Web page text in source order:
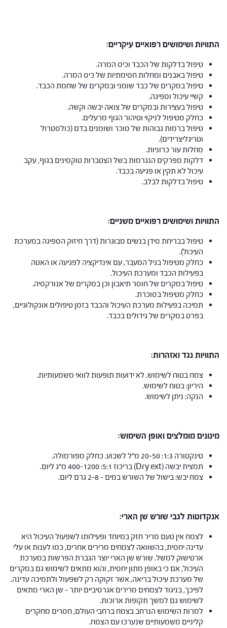
התוויות ושימושים רפואיים עיקריים:
טיפול בדלקות של הכבד וכיס המרה.
טיפול באבנים ומחלות חסימתיות של כיס המרה.
טיפול במקרים של כבד שומני ובמקרים של שחמת הכבד.
קשיי עיכול וספיגה.
טיפול בעצירות ובמקרים של צואה יבשה וקשה.
כחלק מטיפול לניקוי וטיהור הגוף מרעלים.
טיפול ברמות גבוהות של סוכר ושומנים בדם (כולסטרול
וטריגליצרידים).
מחלות עור כרוניות.
דלקות מפרקים הנגרמות בשל הצטברות טוקסינים בגוף, עקב
עיכול לא תקין או פגיעה בכבד.
טיפול בדלקות לבלב.
התוויות ושימושים רפואיים משניים:
טיפול בבריחת סידן בנשים מבוגרות (דרך חיזוק הספיגה במערכת
העיכול).
כחלק מטיפול בגיל המעבר, עם אינדיקציה לפגיעה או האטה
בפעילות הכבד ומערכת העיכול.
טיפול במקרים של חוסר תיאבון וכן במקרים של אנורקסיה.
כחלק מטיפול בסוכרת.
תמיכה בפעילות מערכת העיכול והכבד בזמן טיפולים אונקולוגיים,
בפרט במקרים של גידולים בכבד.
התוויות נגד ואזהרות:
צמח בטוח לשימוש. לא ידועות תופעות לוואי משמעותיות.
היריון: בטוח לשימוש.
הנקה: ניתן לשימוש.
מינונים מומלצים ואופן השימוש:
טינקטורה 1:3: 20-50 מ"ל לשבוע. כחלק מפורמולה.
תמצית יבשה (Dry ext) בריכוז 5:1: 400-1200 מ"ג ליום.
צמח יבש: בישול של השורש במים – 2-8 גרם ליום.
אנקדוטות לגבי שורש שן הארי:
לצמח אין טעם מריר חזק במיוחד ופעילותו לשפעול העיכול היא
עדינה יחסית, בהשוואה לצמחים מרירים אחרים, כמו לענות או עלי
ארטישוק למשל. שורש שן הארי יוצר הגברת הפרשות במערכת
העיכול, אם כי באופן מתון יחסית, והוא מתאים לשימוש גם במקרים
של מערכת עיכול בריאה, אשר זקוקה רק לשפעול ולתמיכה עדינה.
לפיכך, בניגוד לצמחים מרירים אגרסיביים יותר – שן הארי מתאים
לשימוש גם למשך תקופות ארוכות.
למרות השימוש הנרחב בצמח ברחבי העולם, חסרים מחקרים
קליניים משמעותיים שנערכו עם הצמח.